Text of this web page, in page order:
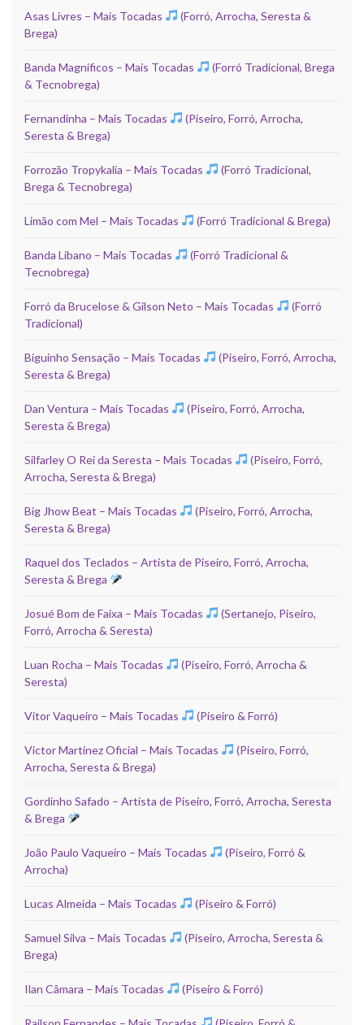
Asas Livres – Mais Tocadas
(Forró, Arrocha, Seresta &
Brega)
Banda Magníficos – Mais Tocadas
(Forró Tradicional, Brega
& Tecnobrega)
Fernandinha – Mais Tocadas
(Piseiro, Forró, Arrocha,
Seresta & Brega)
Forrozão Tropykalia – Mais Tocadas
(Forró Tradicional,
Brega & Tecnobrega)
Limão com Mel – Mais Tocadas (Forró Tradicional & Brega)
Banda Líbano – Mais Tocadas
(Forró Tradicional &
Tecnobrega)
Forró da Brucelose & Gilson Neto – Mais Tocadas
(Forró
Tradicional)
Biguinho Sensação – Mais Tocadas
(Piseiro, Forró, Arrocha,
Seresta & Brega)
Dan Ventura – Mais Tocadas
(Piseiro, Forró, Arrocha,
Seresta & Brega)
Silfarley O Rei da Seresta – Mais Tocadas
(Piseiro, Forró,
Arrocha, Seresta & Brega)
Big Jhow Beat – Mais Tocadas
(Piseiro, Forró, Arrocha,
Seresta & Brega)
Raquel dos Teclados – Artista de Piseiro, Forró, Arrocha,
Seresta & Brega
Josué Bom de Faixa – Mais Tocadas
(Sertanejo, Piseiro,
Forró, Arrocha & Seresta)
Luan Rocha – Mais Tocadas
(Piseiro, Forró, Arrocha &
Seresta)
Vitor Vaqueiro – Mais Tocadas (Piseiro & Forró)
Victor Martinez Oficial – Mais Tocadas
(Piseiro, Forró,
Arrocha, Seresta & Brega)
Gordinho Safado – Artista de Piseiro, Forró, Arrocha, Seresta
& Brega
João Paulo Vaqueiro – Mais Tocadas
(Piseiro, Forró &
Arrocha)
Lucas Almeida – Mais Tocadas (Piseiro & Forró)
Samuel Silva – Mais Tocadas
(Piseiro, Arrocha, Seresta &
Brega)
Ilan Câmara – Mais Tocadas (Piseiro & Forró)